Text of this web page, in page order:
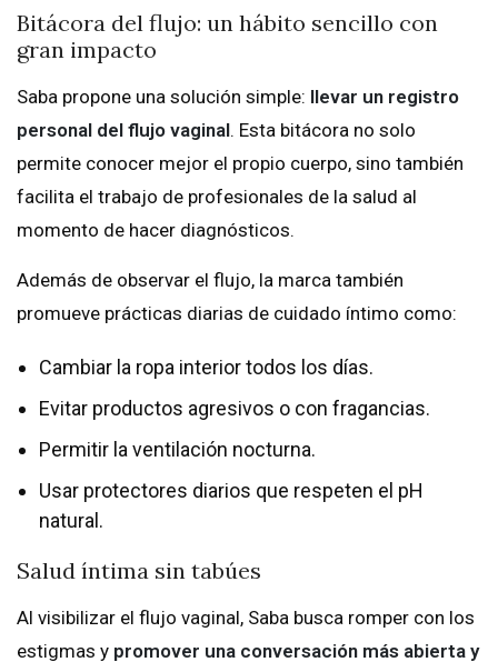
Bitácora del flujo: un hábito sencillo con
gran impacto
Saba propone una solución simple: llevar un registro
personal del flujo vaginal. Esta bitácora no solo
permite conocer mejor el propio cuerpo, sino también
facilita el trabajo de profesionales de la salud al
momento de hacer diagnósticos.
Además de observar el flujo, la marca también
promueve prácticas diarias de cuidado íntimo como:
Cambiar la ropa interior todos los días.
Evitar productos agresivos o con fragancias.
Permitir la ventilación nocturna.
Usar protectores diarios que respeten el pH
natural.
Salud íntima sin tabúes
Al visibilizar el flujo vaginal, Saba busca romper con los
estigmas y promover una conversación más abierta y